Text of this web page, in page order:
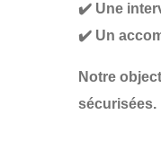
✔️ Une
✔️ Un
Notre
sécurisées.